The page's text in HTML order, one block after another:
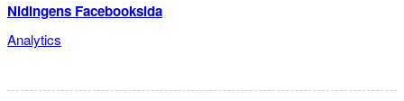
Nidingens Facebooksida
Analytics